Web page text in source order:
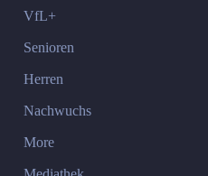
VfL+
Senioren
Herren
Nachwuchs
More